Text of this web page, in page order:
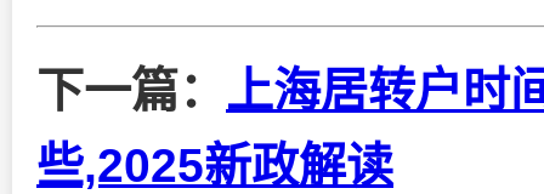
下一篇： 上海居转户时
些,2025新政解读